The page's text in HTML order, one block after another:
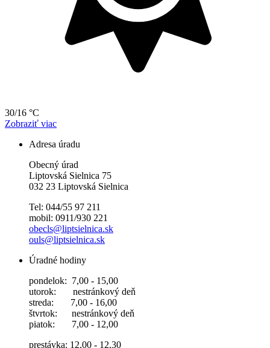
30/16 °C
Zobraziť viac
Adresa úradu
Obecný úrad
Liptovská Sielnica 75
032 23 Liptovská Sielnica
Tel: 044/55 97 211
mobil: 0911/930 221
obecls@liptsielnica.sk
ouls@liptsielnica.sk
Úradné hodiny
pondelok: 7,00 - 15,00
utorok: nestránkový deň
streda: 7,00 - 16,00
štvrtok: nestránkový deň
piatok: 7,00 - 12,00
prestávka: 12,00 - 12,30